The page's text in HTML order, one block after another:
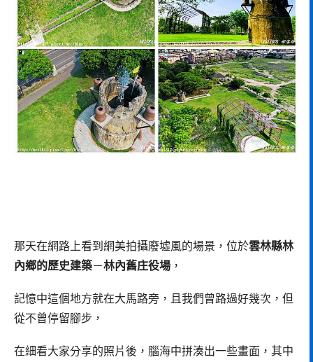
那天在網路上看到網美拍攝廢墟風的場景，位於雲林縣林
內鄉的歷史建築－林內舊庄役場 ，
記憶中這個地方就在大馬路旁，且我們曾路過好幾次，但
從不曾停留腳步，
在細看大家分享的照片後，腦海中拼湊出一些畫面，其中